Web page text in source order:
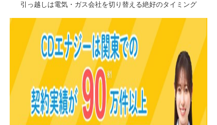
引っ越しは電気・ガス会社を切り替える絶好のタイミング